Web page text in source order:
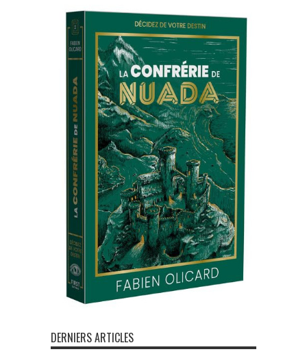
DERNIERS ARTICLES